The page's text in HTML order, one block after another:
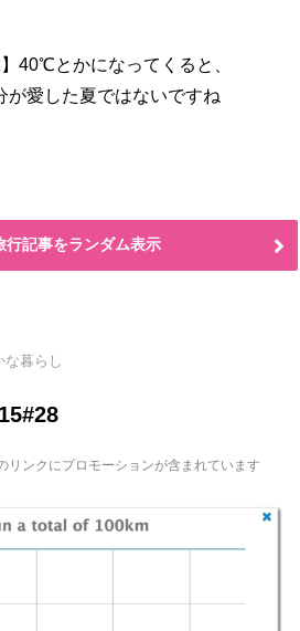
】40℃とかになってくると、
が愛した夏ではないですね
行記事をランダム表示
な暮らし
ンクにプロモーションが含まれています